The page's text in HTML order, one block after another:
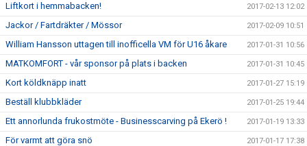
Liftkort i hemmabacken! 2017-02-13 12:02
Jackor / Fartdräkter / Mössor 2017-02-09 10:51
William Hansson uttagen till inofficella VM för U16 åkare 2017-01-31 10:56
MATKOMFORT - vår sponsor på plats i backen 2017-01-31 10:45
Kort köldknäpp inatt 2017-01-27 15:19
Beställ klubbkläder 2017-01-25 19:44
Ett annorlunda frukostmöte - Businesscarving på Ekerö ! 2017-01-19 13:33
För varmt att göra snö 2017-01-17 17:38